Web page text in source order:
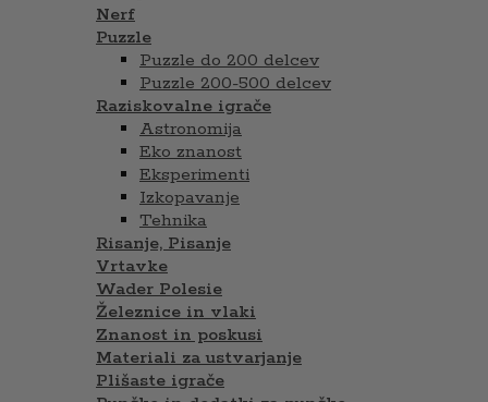
Nerf
Puzzle
Puzzle do 200 delcev
Puzzle 200-500 delcev
Raziskovalne igrače
Astronomija
Eko znanost
Eksperimenti
Izkopavanje
Tehnika
Risanje, Pisanje
Vrtavke
Wader Polesie
Železnice in vlaki
Znanost in poskusi
Materiali za ustvarjanje
Plišaste igrače